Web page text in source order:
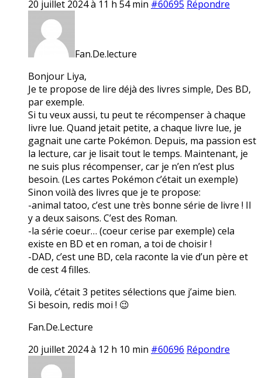
20 juillet 2024 à 11 h 54 min #60695 Répondre
Fan.De.lecture
Bonjour Liya,
Je te propose de lire déjà des livres simple, Des BD,
par exemple.
Si tu veux aussi, tu peut te récompenser à chaque
livre lue. Quand jetait petite, a chaque livre lue, je
gagnait une carte Pokémon. Depuis, ma passion est
la lecture, car je lisait tout le temps. Maintenant, je
ne suis plus récompenser, car je n’en n’est plus
besoin. (Les cartes Pokémon c’était un exemple)
Sinon voilà des livres que je te propose:
-animal tatoo, c’est une très bonne série de livre ! Il
y a deux saisons. C’est des Roman.
-la série coeur… (coeur cerise par exemple) cela
existe en BD et en roman, a toi de choisir !
-DAD, c’est une BD, cela raconte la vie d’un père et
de cest 4 filles.
Voilà, c’était 3 petites sélections que j’aime bien.
Si besoin, redis moi ! 😉
Fan.De.Lecture
20 juillet 2024 à 12 h 10 min #60696 Répondre